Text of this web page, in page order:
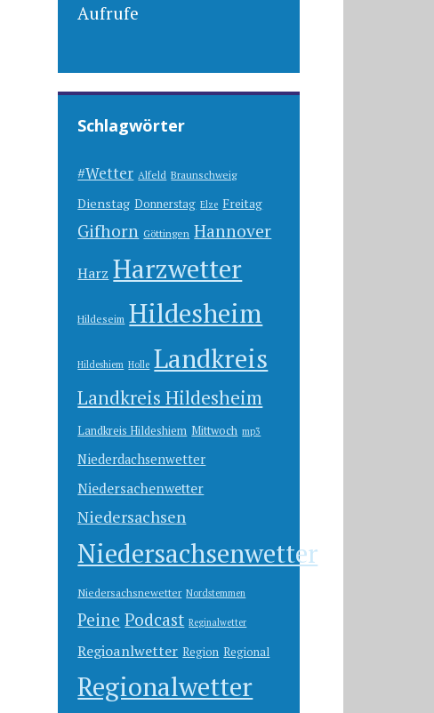
Aufrufe
Schlagwörter
#Wetter Alfeld Braunschweig
Dienstag Donnerstag Elze Freitag
Gifhorn Göttingen Hannover
Harz Harzwetter
Hildeseim Hildesheim
Hildeshiem Holle Landkreis
Landkreis Hildesheim
Landkreis Hildeshiem Mittwoch mp3
Niederdachsenwetter
Niedersachenwetter
Niedersachsen
Niedersachsenwetter
Niedersachsnewetter Nordstemmen
Peine Podcast Reginalwetter
Regioanlwetter Region Regional
Regionalwetter